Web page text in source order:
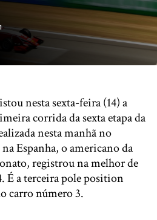
nesta sexta-feira (14) a
corrida da sexta etapa da
nesta manhã no
Espanha, o americano da
registrou na melhor de
É a terceira pole position
carro número 3.